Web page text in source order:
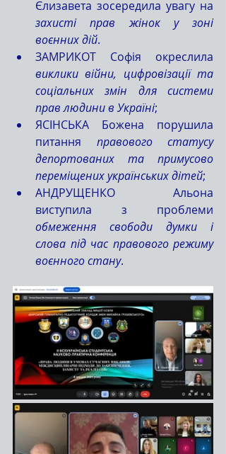
захисті прав жінок у зоні
воєнних дій.
виклики війни, цифровізації та
соціальних змін для системи
прав людини в Україні;
ЯСІНСЬКА Божена порушила
питання правового статусу
депортованих та примусово
переміщених українських дітей;
АНДРУЩЕНКО Альона
обмеження свободи думки і
слова під час правового режиму
воєнного стану.